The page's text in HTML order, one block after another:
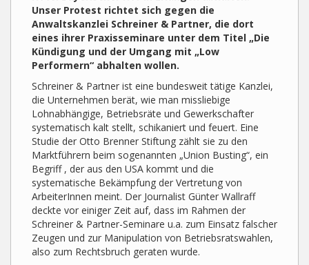
Unser Protest richtet sich gegen die
Anwaltskanzlei Schreiner & Partner, die dort
eines ihrer Praxisseminare unter dem Titel „Die
Kündigung und der Umgang mit „Low
Performern“ abhalten wollen.
Schreiner & Partner ist eine bundesweit tätige Kanzlei,
die Unternehmen berät, wie man missliebige
Lohnabhängige, Betriebsräte und Gewerkschafter
systematisch kalt stellt, schikaniert und feuert. Eine
Studie der Otto Brenner Stiftung zählt sie zu den
Marktführern beim sogenannten „Union Busting“, ein
Begriff , der aus den USA kommt und die
systematische Bekämpfung der Vertretung von
ArbeiterInnen meint. Der Journalist Günter Wallraff
deckte vor einiger Zeit auf, dass im Rahmen der
Schreiner & Partner-Seminare u.a. zum Einsatz falscher
Zeugen und zur Manipulation von Betriebsratswahlen,
also zum Rechtsbruch geraten wurde.